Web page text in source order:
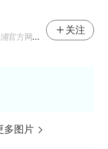
方网易号
关注
多图片